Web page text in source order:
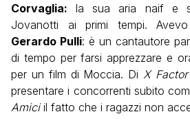
Corvaglia: la sua aria naif e
Jovanotti ai primi tempi.
Gerardo Pulli: è un cantautore
di tempo per farsi apprezzare e
per un film di Moccia. Di X Factor
presentare i concorrenti subito
Amiciil fatto che i ragazzi non